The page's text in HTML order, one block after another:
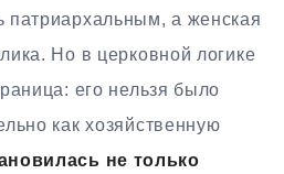
патриархальным, а женская
Но в церковной логике
его нельзя было
как хозяйственную
не только